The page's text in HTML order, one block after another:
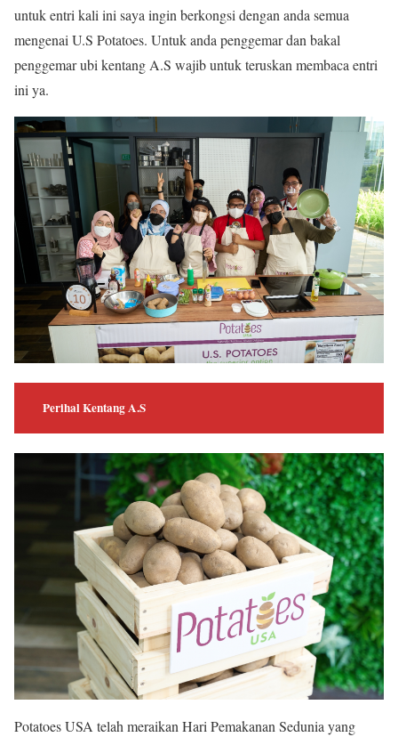
untuk entri kali ini saya ingin berkongsi dengan anda semua
mengenai U.S Potatoes. Untuk anda penggemar dan bakal
penggemar ubi kentang A.S wajib untuk teruskan membaca entri
ini ya.
Perihal Kentang A.S
Potatoes USA telah meraikan Hari Pemakanan Sedunia yang